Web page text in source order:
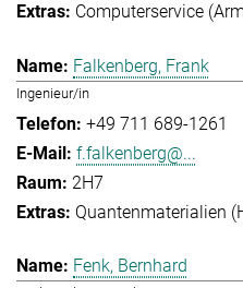
Computerservice
Falkenberg, Frank
Ingenieur/in
+49 711 689-1261
f.falkenberg@...
2H7
Quantenmaterialien
Fenk, Bernhard